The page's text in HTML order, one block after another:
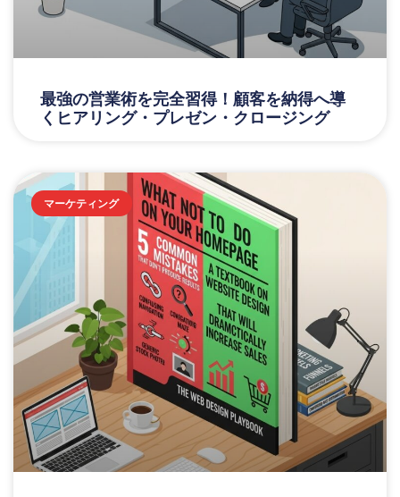
最強の営業術を完全習得！顧客を納得へ導
くヒアリング・プレゼン・クロージング
マーケティング